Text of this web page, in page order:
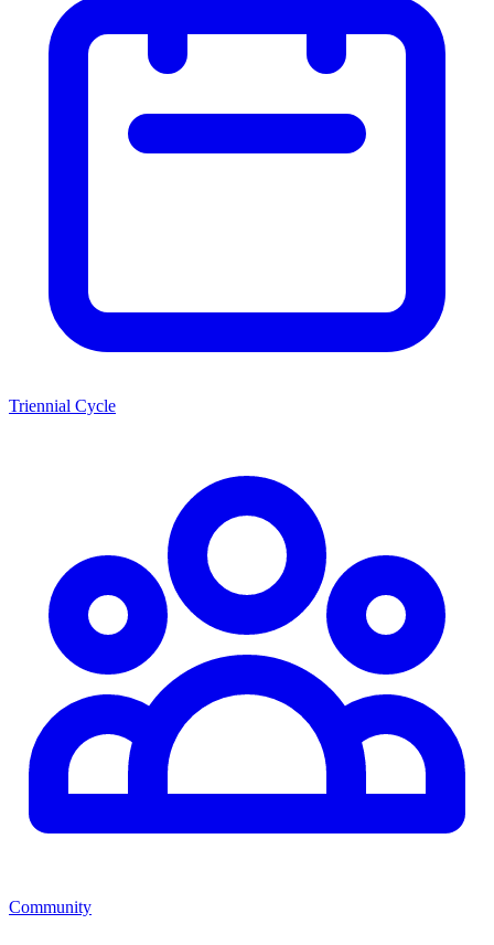
Triennial Cycle
Community